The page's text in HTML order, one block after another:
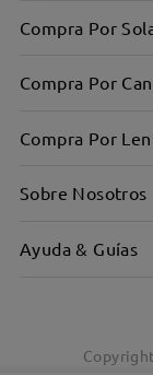
Compra Por
Compra Por
Compra Por
Sobre Nosotros
Ayuda & Guías
Copyright